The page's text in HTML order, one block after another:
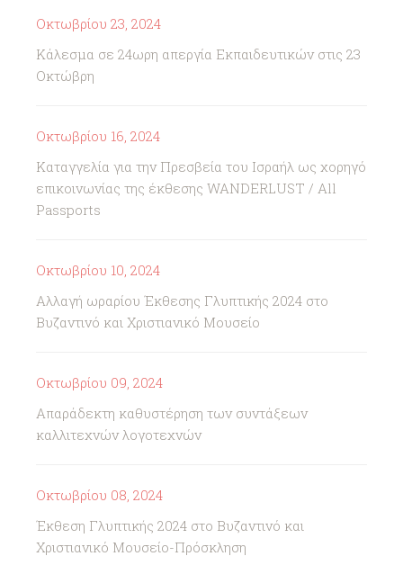
Οκτωβρίου 23, 2024
Κάλεσμα σε 24ωρη απεργία Εκπαιδευτικών στις 23
Οκτώβρη
Οκτωβρίου 16, 2024
Καταγγελία για την Πρεσβεία του Ισραήλ ως χορηγό
επικοινωνίας της έκθεσης WANDERLUST / All
Passports
Οκτωβρίου 10, 2024
Αλλαγή ωραρίου Έκθεσης Γλυπτικής 2024 στο
Βυζαντινό και Χριστιανικό Μουσείο
Οκτωβρίου 09, 2024
Απαράδεκτη καθυστέρηση των συντάξεων
καλλιτεχνών λογοτεχνών
Οκτωβρίου 08, 2024
Έκθεση Γλυπτικής 2024 στο Βυζαντινό και
Χριστιανικό Μουσείο-Πρόσκληση